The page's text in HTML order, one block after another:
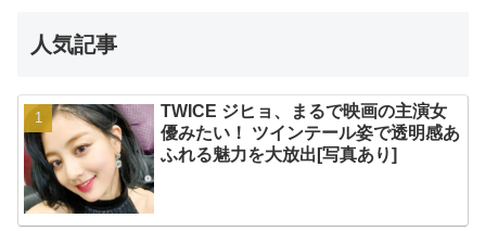
人気記事
TWICE ジヒョ、まるで映画の主演女
優みたい！ ツインテール姿で透明感あ
ふれる魅力を大放出[写真あり]